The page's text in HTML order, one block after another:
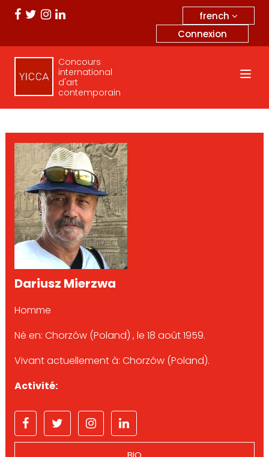
french
Connexion
Concours
international
d'art
contemporain
Dariusz Mierzwa
Homme
Né en: Chorzów (Poland) , le 18 août 1959.
Vivant actuellement à: Chorzów (Poland).
Activité: